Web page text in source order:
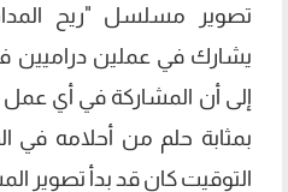
تصوير مسلسل "ريح
يشارك في عملين دراميين
إلى أن المشاركة في أي
بمثابة حلم من أحلامه في
التوقيت كان قد بدأ تصوير